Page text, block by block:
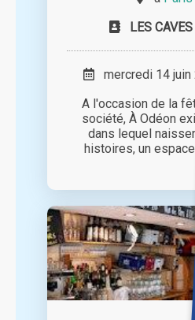
LES CAVES
mercredi 14 juin
A l'occasion de la
société, À Odéon
dans lequel
histoires, un espace